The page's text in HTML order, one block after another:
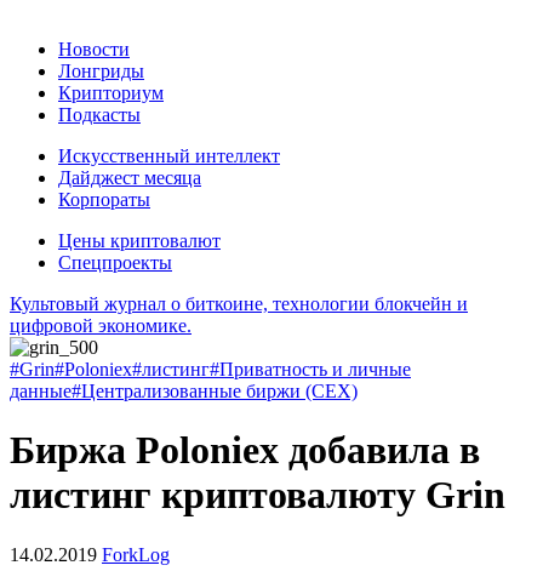
Новости
Лонгриды
Крипториум
Подкасты
Искусственный интеллект
Дайджест месяца
Корпораты
Цены криптовалют
Спецпроекты
Культовый журнал о биткоине, технологии блокчейн и
цифровой экономике.
#Grin#Poloniex#листинг#Приватность и личные
данные#Централизованные биржи (CEX)
Биржа Poloniex добавила в
листинг криптовалюту Grin
14.02.2019 ForkLog